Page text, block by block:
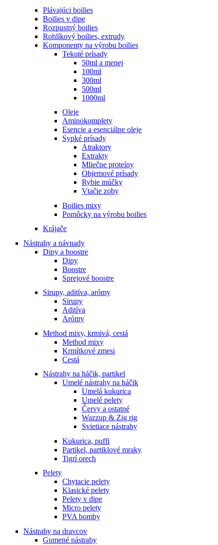
Plávajúci boilies
Boilies v dipe
Rozpustný boilies
Rohlíkový boilies, extrudy
Komponenty na výrobu boilies
Tekuté prísady
50ml a menej
100ml
300ml
500ml
1000ml
Oleje
Aminokomplety
Esencie a esenciálne oleje
Sypké prísady
Atraktory
Extrakty
Mliečne proteíny
Objemové prísady
Rybie múčky
Vtačie zoby
Boilies mixy
Pomôcky na výrobu boilies
Krájače
Nástrahy a návnady
Dipy a boostre
Dipy
Boostre
Sprejové boostre
Sirupy, aditíva, arómy
Sirupy
Aditíva
Arómy
Method mixy, krmivá, cestá
Method mixy
Krmítkové zmesi
Cestá
Nástrahy na háčik, partikel
Umelé nástrahy na háčik
Umelá kukurica
Umelé pelety
Červy a ostatné
Wazzup & Zig rig
Svietiace nástrahy
Kukurica, puffi
Partikel, partiklové mraky
Tigrí orech
Pelety
Chytacie pelety
Klasické pelety
Pelety v dipe
Micro pelety
PVA bomby
Nástrahy na dravcov
Gumené nástrahy